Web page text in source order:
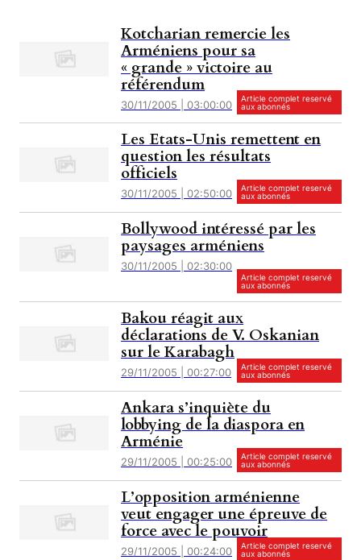
Kotcharian remercie les
Arméniens pour sa
« grande » victoire au
référendum
30/11/2005 | 03:00:00
Article complet reservé
aux abonnés
Les Etats-Unis remettent en
question les résultats
officiels
30/11/2005 | 02:50:00
Article complet reservé
aux abonnés
Bollywood intéressé par les
paysages arméniens
30/11/2005 | 02:30:00
Article complet reservé
aux abonnés
Bakou réagit aux
déclarations de V. Oskanian
sur le Karabagh
29/11/2005 | 00:27:00
Article complet reservé
aux abonnés
Ankara s’inquiète du
lobbying de la diaspora en
Arménie
29/11/2005 | 00:25:00
Article complet reservé
aux abonnés
L’opposition arménienne
veut engager une épreuve de
force avec le pouvoir
29/11/2005 | 00:24:00
Article complet reservé
aux abonnés